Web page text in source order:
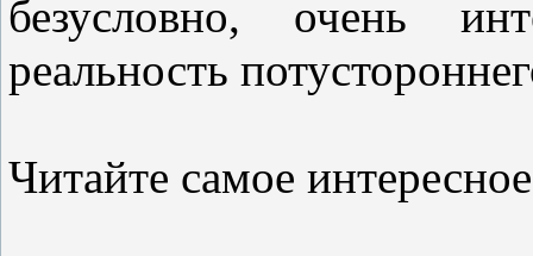
безусловно, очень
реальность
Читайте самое